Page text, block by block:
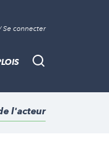
Se connecter
Recherche
l'acteur